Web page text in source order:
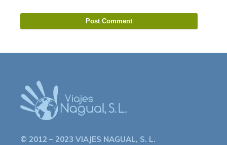
© 2012 – 2023 VIAJES NAGUAL, S. L.